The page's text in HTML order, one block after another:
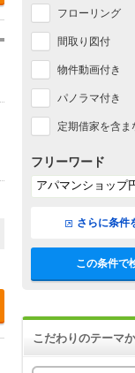
フローリング
間取り図付
物件動画付き
パノラマ付き
定期借家を含ま
フリーワード
さらに条件
この条件で
こだわりのテーマ